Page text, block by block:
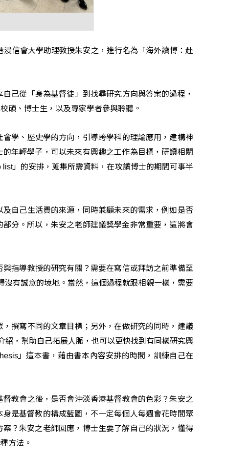
浸信會大學助理教授朱安之，進行名為「海外讀博：赴
己從「身為基督徒」到找尋研究方向與答案的過程，
碩、博士生，以及專家學者參與聆聽。
學、歷史學的方向，引導跨學科的理論應用，建構神
年輕學子，可以未來有興趣之工作為目標，研讀相關
list」的安排，蒐集所需資料，在攻讀博士的期間可事半
自己生活費的來源，同時兼顧未來的需求，例如是否
分。所以，朱安之老師建議獎學金非常重要，這將會
指導教授的研究有關？需要在寫信或拜訪之前準備至
有誠意的境地。當然，這個過程就跟相親一樣，需要
撰寫不同的文章目標；另外，在做研究的同時，建議
紹，幫助自己拓展人脈，也可以更快找到有同樣研究興
」這本書，藉由書本內容安排的時間，訓練自己在
教會之後，是否會沖淡香港基督教會的色彩？朱安之
是基督教的構成藍圖，不一定每個人每週會花時間聚
？朱安之老師回應，博士生要了解自己的狀況，懂得
方法。